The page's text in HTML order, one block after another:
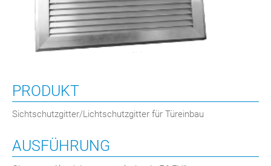
PRODUKT
Sichtschutzgitter/Lichtschutzgitter für Türeinbau
AUSFÜHRUNG